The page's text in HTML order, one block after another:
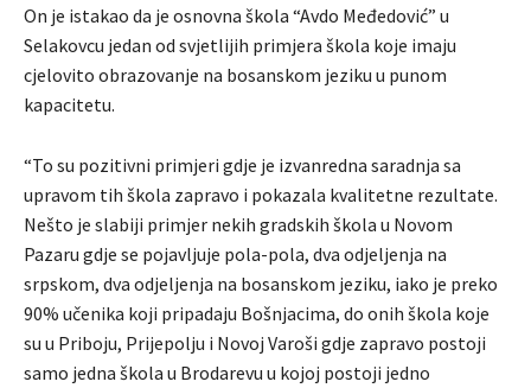
On je istakao da je osnovna škola “Avdo Međedović” u
Selakovcu jedan od svjetlijih primjera škola koje imaju
cjelovito obrazovanje na bosanskom jeziku u punom
kapacitetu.
“To su pozitivni primjeri gdje je izvanredna saradnja sa
upravom tih škola zapravo i pokazala kvalitetne rezultate.
Nešto je slabiji primjer nekih gradskih škola u Novom
Pazaru gdje se pojavljuje pola-pola, dva odjeljenja na
srpskom, dva odjeljenja na bosanskom jeziku, iako je preko
90% učenika koji pripadaju Bošnjacima, do onih škola koje
su u Priboju, Prijepolju i Novoj Varoši gdje zapravo postoji
samo jedna škola u Brodarevu u kojoj postoji jedno